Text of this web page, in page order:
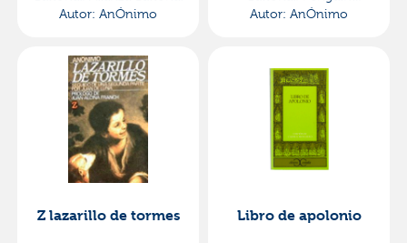
Autor: AnÓnimo
Clasicos
Autor: AnÓnimo
Z lazarillo de tormes Libro de apolonio